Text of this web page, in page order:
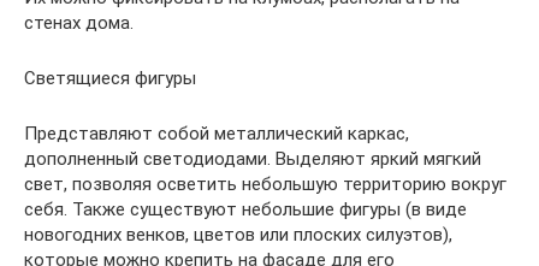
стенах дома.
Светящиеся фигуры
Представляют собой металлический каркас,
дополненный светодиодами. Выделяют яркий мягкий
свет, позволяя осветить небольшую территорию вокруг
себя. Также существуют небольшие фигуры (в виде
новогодних венков, цветов или плоских силуэтов),
которые можно крепить на фасаде для его